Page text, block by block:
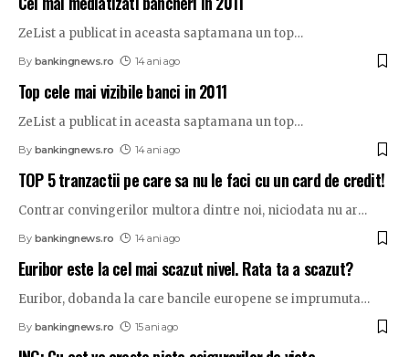
ZeList a publicat in aceasta saptamana un top…
By bankingnews.ro 14 ani ago
Top cele mai vizibile banci in 2011
ZeList a publicat in aceasta saptamana un top…
By bankingnews.ro 14 ani ago
TOP 5 tranzactii pe care sa nu le faci cu un card de credit!
Contrar convingerilor multora dintre noi, niciodata nu ar…
By bankingnews.ro 14 ani ago
Euribor este la cel mai scazut nivel. Rata ta a scazut?
Euribor, dobanda la care bancile europene se imprumuta…
By bankingnews.ro 15 ani ago